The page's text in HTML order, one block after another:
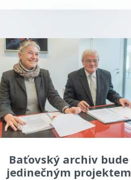
Baťovský archiv bude
jedinečným projektem